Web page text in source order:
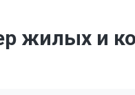
жилых и